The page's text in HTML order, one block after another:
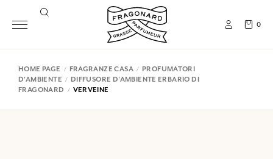
0
HOME PAGE FRAGRANZE CASA
PROFUMATORI
D'AMBIENTE
DIFFUSORE D'AMBIENTE ERBARIO DI
FRAGONARD
VERVEINE